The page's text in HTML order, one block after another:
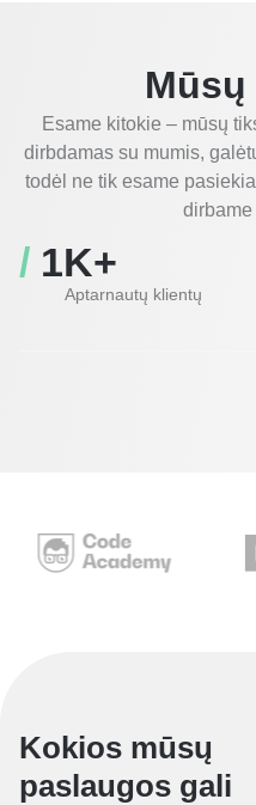
Esame kitokie – mūsų
dirbdamas su mumis,
todėl ne tik esame
Aptarnautų klientų
/ 1K+
Kokios mūsų
paslaugos gali